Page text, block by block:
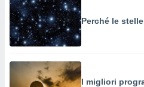
Perché le
I migliori